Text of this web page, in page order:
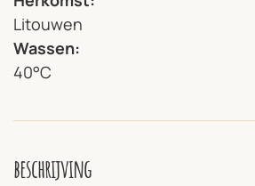
Litouwen
Wassen
40°C
beschrijving